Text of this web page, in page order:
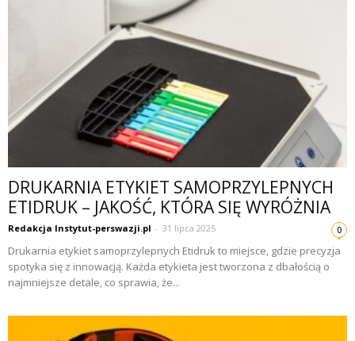
DRUKARNIA ETYKIET SAMOPRZYLEPNYCH
ETIDRUK – JAKOŚĆ, KTÓRA SIĘ WYRÓŻNIA
Redakcja Instytut-perswazji.pl - 31 lipca 2025 0
Drukarnia etykiet samoprzylepnych Etidruk to miejsce, gdzie precyzja
spotyka się z innowacją. Każda etykieta jest tworzona z dbałością o
najmniejsze detale, co sprawia, że...